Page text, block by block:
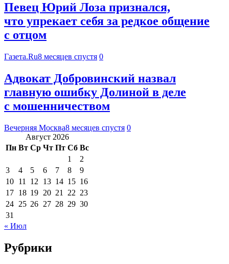
Певец Юрий Лоза признался,
что упрекает себя за редкое общение
с отцом
Газета.Ru8 месяцев спустя 0
Адвокат Добровинский назвал
главную ошибку Долиной в деле
с мошенничеством
Вечерняя Москва8 месяцев спустя 0
Август 2026
Пн Вт Ср Чт Пт Сб Вс
1
2
3
4 5 6 7 8
9
10 11 12 13 14 15 16
17 18 19 20 21 22 23
24 25 26 27 28 29 30
31
« Июл
Рубрики